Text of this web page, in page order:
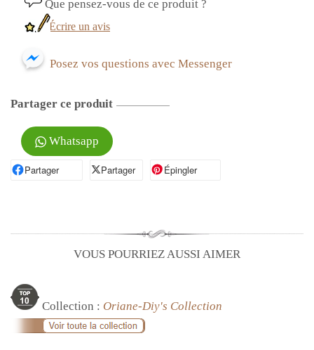
Que pensez-vous de ce produit ?
Écrire un avis
Posez vos questions avec Messenger
Partager ce produit
Whatsapp
PartagerPartager sur Facebook
Partager
Partager sur XÉpinglerÉpingler sur Pinterest
VOUS POURRIEZ AUSSI AIMER
Collection : Oriane-Diy's Collection